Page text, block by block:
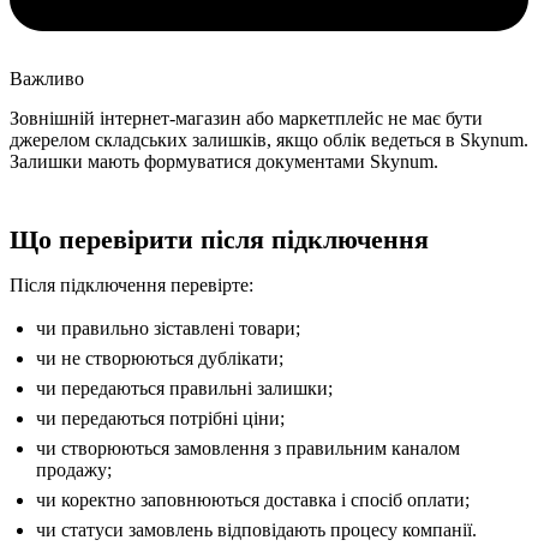
Важливо
Зовнішній інтернет-магазин або маркетплейс не має бути
джерелом складських залишків, якщо облік ведеться в Skynum.
Залишки мають формуватися документами Skynum.
Що перевірити після підключення
Після підключення перевірте:
чи правильно зіставлені товари;
чи не створюються дублікати;
чи передаються правильні залишки;
чи передаються потрібні ціни;
чи створюються замовлення з правильним каналом
продажу;
чи коректно заповнюються доставка і спосіб оплати;
чи статуси замовлень відповідають процесу компанії.